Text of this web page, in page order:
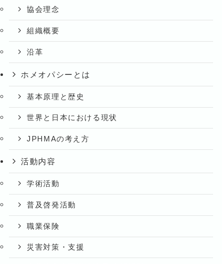
協会理念
組織概要
沿革
ホメオパシーとは
基本原理と歴史
世界と日本における現状
JPHMAの考え方
活動内容
学術活動
普及啓発活動
職業保険
災害対策・支援